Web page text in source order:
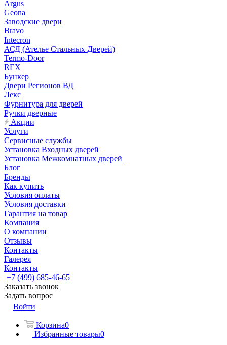
Argus
Geona
Заводские двери
Bravo
Intecron
АСД (Ателье Стальных Дверей)
Termo-Door
REX
Бункер
Двери Регионов ВД
Лекс
Фурнитура для дверей
Ручки дверные
Акции
Услуги
Сервисные службы
Установка Входных дверей
Установка Межкомнатных дверей
Блог
Бренды
Как купить
Условия оплаты
Условия доставки
Гарантия на товар
Компания
О компании
Отзывы
Контакты
Галерея
Контакты
+7 (499) 685-46-65
Заказать звонок
Задать вопрос
Войти
Корзина0
Избранные товары0